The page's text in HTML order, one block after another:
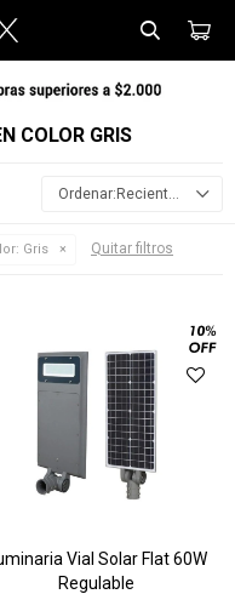
COLOR GRIS
Recientes
Gris Quitar filtros
Vial Solar Flat 60W
Regulable